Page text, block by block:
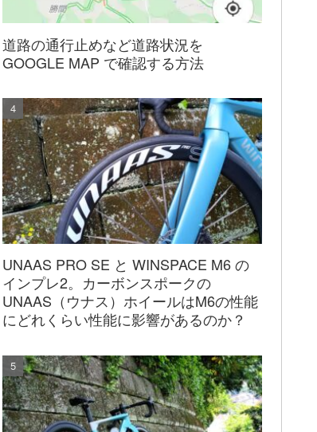
道路の通行止めなど道路状況を
GOOGLE MAP で確認する方法
UNAAS PRO SE と WINSPACE M6 の
インプレ2。カーボンスポークの
UNAAS（ウナス）ホイールはM6の性能
にどれくらい性能に影響があるのか？